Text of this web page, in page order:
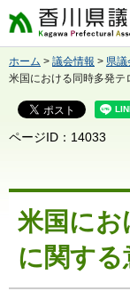
香川県議
ホーム > 議会情報 > 県
米国における同時多発テ
ページID：14033
米国にお
に関する